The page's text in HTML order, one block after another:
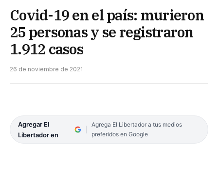
Covid-19 en el país: murieron
25 personas y se registraron
1.912 casos
26 de noviembre de 2021
Agregar El
Libertador en
Agrega El Libertador a tus medios
preferidos en Google